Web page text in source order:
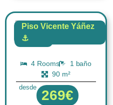
Piso Vicente Yáñez
⚓FLAT
4 Rooms
1 baño
90 m²
desde
269€